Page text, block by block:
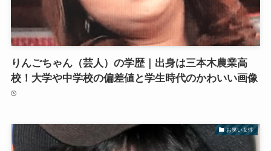
りんごちゃん（芸人）の学歴｜出身は三本木農業高
校！大学や中学校の偏差値と学生時代のかわいい画像
お笑い女性